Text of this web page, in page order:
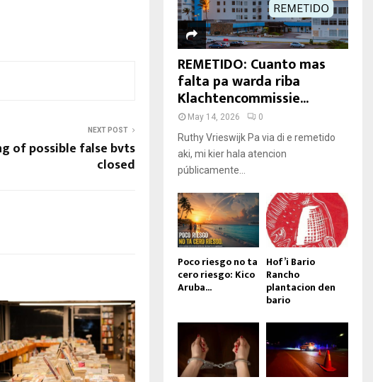
NEXT POST
of possible false bvts
closed
REMETIDO: Cuanto mas
falta pa warda riba
Klachtencommissie...
May 14, 2026 0
Ruthy Vrieswijk Pa via di e remetido
aki, mi kier hala atencion
públicamente...
Poco riesgo no ta
cero riesgo: Kico
Aruba...
Hof’i Bario
Rancho
plantacion den
bario